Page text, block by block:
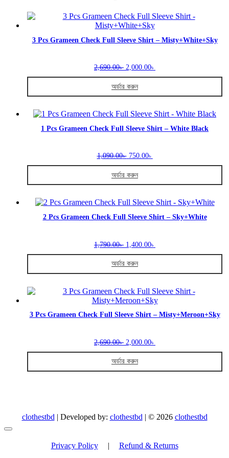
may
be
chosen
on
page
3 Pcs Grameen Check Full Sleeve Shirt – Misty+White+Sky
2,690.00৳ Original
price
was:
2,690.00৳ .
2,000.00৳
price
2,000.00৳ .
অর্ডার করুন
product
has
multiple
options
may
be
chosen
the
page
1 Pcs Grameen Check Full Sleeve Shirt – White Black
1,090.00৳ Original
price
was:
1,090.00৳ .
750.00৳
price
750.00৳ .
অর্ডার করুন
product
has
multiple
options
may
be
chosen
the
product
2 Pcs Grameen Check Full Sleeve Shirt – Sky+White
1,790.00৳ Original
price
was:
1,790.00৳ .
1,400.00৳
price
1,400.00৳ .
অর্ডার করুন
product
has
multiple
variants.
may
be
chosen
on
3 Pcs Grameen Check Full Sleeve Shirt – Misty+Meroon+Sky
2,690.00৳ Original
price
was:
2,690.00৳ .
2,000.00৳
price
2,000.00৳ .
অর্ডার করুন
variants.
The
be
clothestbd | Developed by: clothestbd | © 2026 clothestbd
Go
Privacy Policy | Refund & Returns